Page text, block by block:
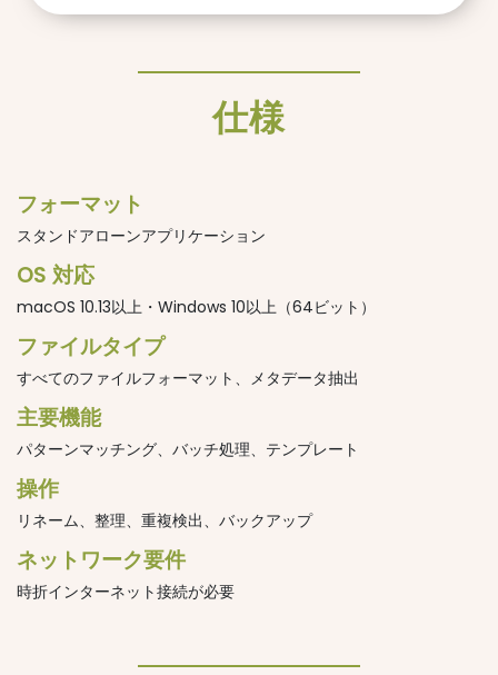
仕様
フォーマット
スタンドアローンアプリケーション
OS 対応
macOS 10.13以上・Windows 10以上（64ビット）
ファイルタイプ
すべてのファイルフォーマット、メタデータ抽出
主要機能
パターンマッチング、バッチ処理、テンプレート
操作
リネーム、整理、重複検出、バックアップ
ネットワーク要件
時折インターネット接続が必要